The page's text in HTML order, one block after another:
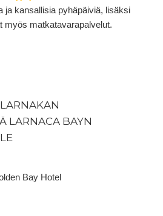
ja kansallisia pyhäpäiviä, lisäksi
myös matkatavarapalvelut.
LARNACA BAYN
Bay Hotel